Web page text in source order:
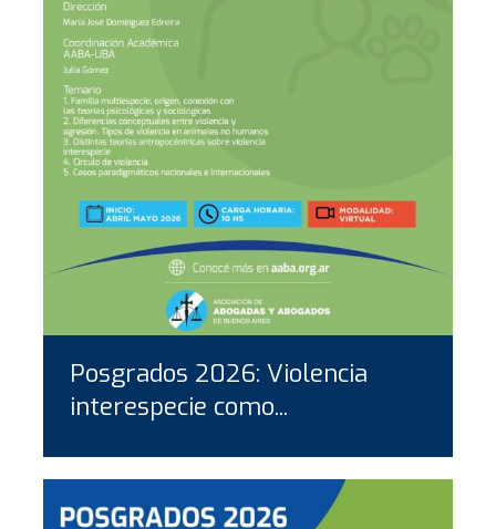
Posgrados 2026: Violencia
interespecie como...